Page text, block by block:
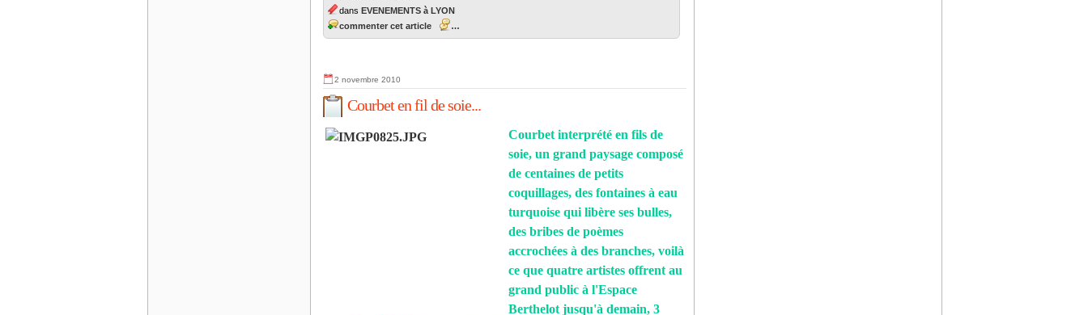
dans EVENEMENTS à LYON
commenter cet article
…
2 novembre 2010
Courbet en fil de soie...
Courbet interprété en fils de
soie, un grand paysage composé
de centaines de petits
coquillages, des fontaines à eau
turquoise qui libère ses bulles,
des bribes de poèmes
accrochées à des branches, voilà
ce que quatre artistes offrent au
grand public à l'Espace
Berthelot jusqu'à demain, 3